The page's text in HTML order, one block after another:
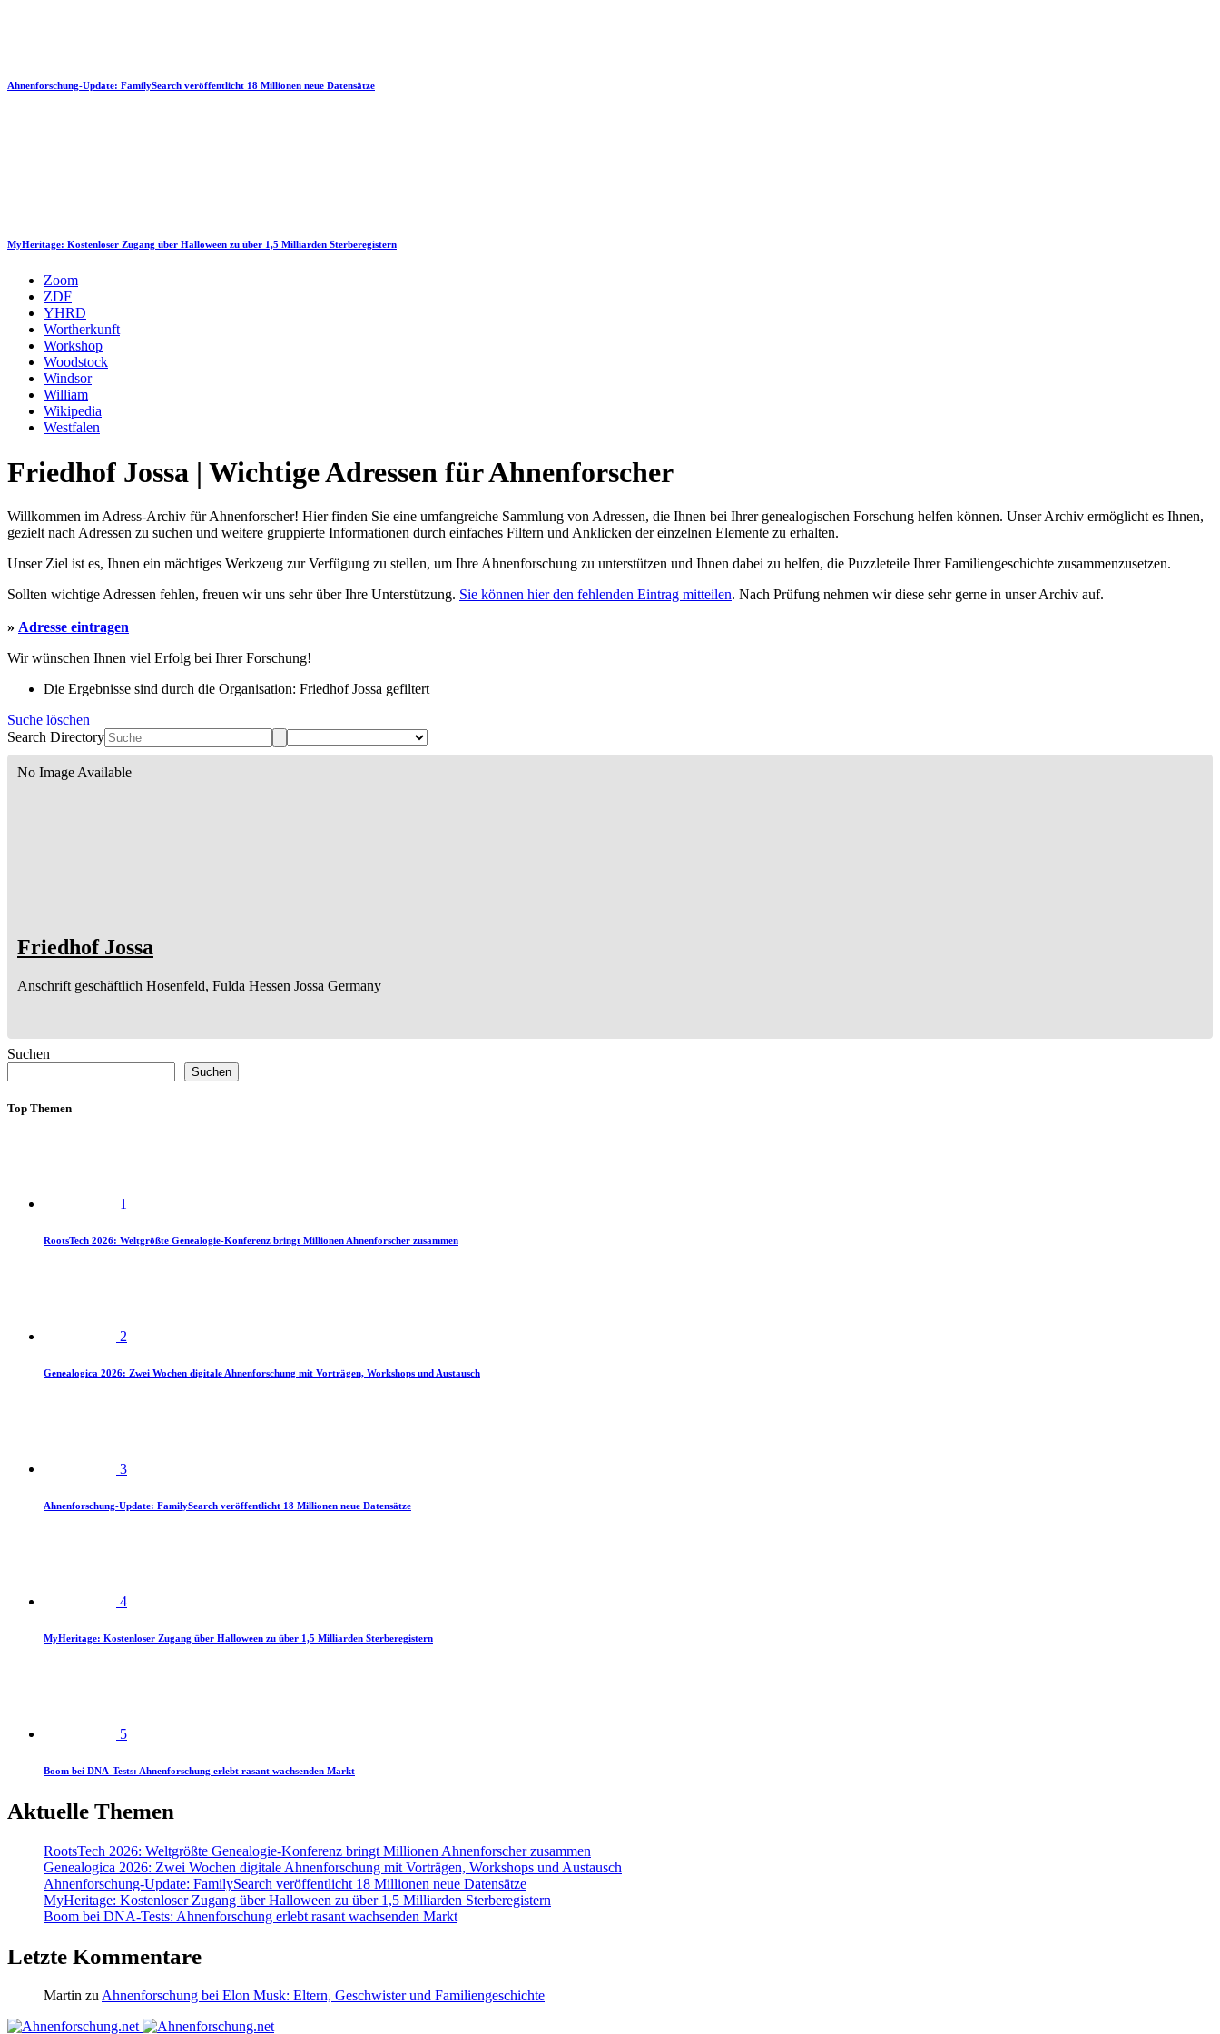
Ahnenforschung-Update: FamilySearch veröffentlicht 18 Millionen neue Datensätze
MyHeritage: Kostenloser Zugang über Halloween zu über 1,5 Milliarden Sterberegistern
Zoom
ZDF
YHRD
Wortherkunft
Workshop
Woodstock
Windsor
William
Wikipedia
Westfalen
Friedhof Jossa | Wichtige Adressen für Ahnenforscher
Willkommen im Adress-Archiv für Ahnenforscher! Hier finden Sie eine umfangreiche Sammlung von Adressen, die Ihnen bei Ihrer genealogischen Forschung helfen können. Unser Archiv ermöglicht es Ihnen,
gezielt nach Adressen zu suchen und weitere gruppierte Informationen durch einfaches Filtern und Anklicken der einzelnen Elemente zu erhalten.
Unser Ziel ist es, Ihnen ein mächtiges Werkzeug zur Verfügung zu stellen, um Ihre Ahnenforschung zu unterstützen und Ihnen dabei zu helfen, die Puzzleteile Ihrer Familiengeschichte zusammenzusetzen.
Sollten wichtige Adressen fehlen, freuen wir uns sehr über Ihre Unterstützung. Sie können hier den fehlenden Eintrag mitteilen. Nach Prüfung nehmen wir diese sehr gerne in unser Archiv auf.
» Adresse eintragen
Wir wünschen Ihnen viel Erfolg bei Ihrer Forschung!
Die Ergebnisse sind durch die Organisation: Friedhof Jossa gefiltert
Suche löschen
Search Directory
No Image Available
Friedhof Jossa
Anschrift geschäftlich Hosenfeld, Fulda Hessen Jossa Germany
Suchen
Suchen
Top Themen
1
RootsTech 2026: Weltgrößte Genealogie-Konferenz bringt Millionen Ahnenforscher zusammen
2
Genealogica 2026: Zwei Wochen digitale Ahnenforschung mit Vorträgen, Workshops und Austausch
3
Ahnenforschung-Update: FamilySearch veröffentlicht 18 Millionen neue Datensätze
4
MyHeritage: Kostenloser Zugang über Halloween zu über 1,5 Milliarden Sterberegistern
5
Boom bei DNA-Tests: Ahnenforschung erlebt rasant wachsenden Markt
Aktuelle Themen
RootsTech 2026: Weltgrößte Genealogie-Konferenz bringt Millionen Ahnenforscher zusammen
Genealogica 2026: Zwei Wochen digitale Ahnenforschung mit Vorträgen, Workshops und Austausch
Ahnenforschung-Update: FamilySearch veröffentlicht 18 Millionen neue Datensätze
MyHeritage: Kostenloser Zugang über Halloween zu über 1,5 Milliarden Sterberegistern
Boom bei DNA-Tests: Ahnenforschung erlebt rasant wachsenden Markt
Letzte Kommentare
Martin zu Ahnenforschung bei Elon Musk: Eltern, Geschwister und Familiengeschichte